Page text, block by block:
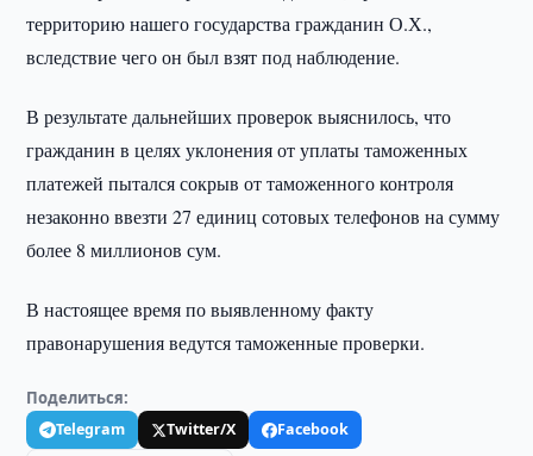
территорию нашего государства гражданин О.Х.,
вследствие чего он был взят под наблюдение.
В результате дальнейших проверок выяснилось, что
гражданин в целях уклонения от уплаты таможенных
платежей пытался сокрыв от таможенного контроля
незаконно ввезти 27 единиц сотовых телефонов на сумму
более 8 миллионов сум.
В настоящее время по выявленному факту
правонарушения ведутся таможенные проверки.
Поделиться:
Telegram Twitter/X
Facebook